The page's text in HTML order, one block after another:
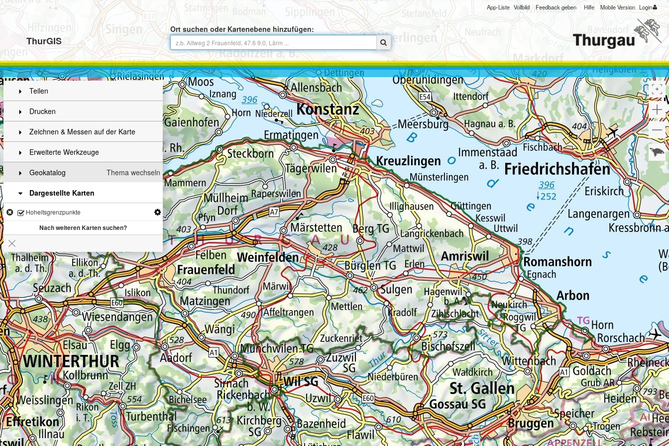
ThurGIS
Ort suchen oder Kartenebene hinzufügen:
App-Liste Vollbild Feedback geben Hilfe Mobile Version Login
Teilen
Drucken
Zeichnen & Messen auf der Karte
Erweiterte Werkzeuge
Thema wechseln
Geokatalog
Dargestellte Karten
Hoheitsgrenzpunkte
Nach weiteren Karten suchen?